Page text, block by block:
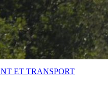
ET TRANSPORT